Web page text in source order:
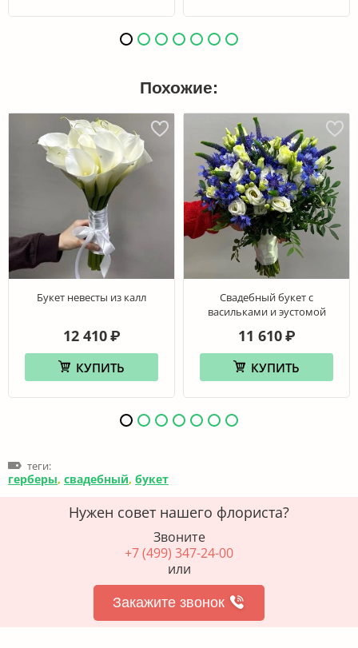
Похожие:
Букет невесты из калл
12 410 ₽
КУПИТЬ
Свадебный букет с
васильками и эустомой
11 610 ₽
КУПИТЬ
теги:
герберы, свадебный, букет
Нужен совет нашего флориста?
Звоните
+7 (499) 347-24-00
или
Закажите звонок